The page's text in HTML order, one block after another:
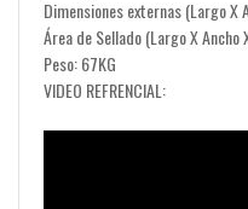
Dimensiones externas (Largo
Área de Sellado (Largo X
Peso: 67KG
VIDEO REFRENCIAL: